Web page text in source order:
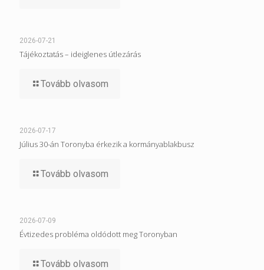
2026-07-21
Tájékoztatás – ideiglenes útlezárás
Tovább olvasom
2026-07-17
Július 30-án Toronyba érkezik a kormányablakbusz
Tovább olvasom
2026-07-09
Évtizedes probléma oldódott meg Toronyban
Tovább olvasom